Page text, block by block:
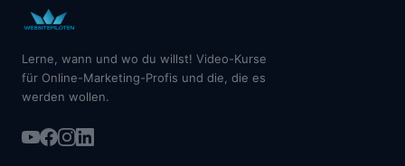
Lerne, wann und wo du willst! Video-Kurse
für Online-Marketing-Profis und die, die es
werden wollen.